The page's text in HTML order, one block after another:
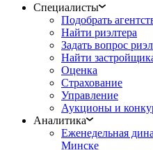
Специалисты
Подобрать
Найти риэлтера
Задать вопрос
Найти
Оценка
Страхование
Управление
Аукционы и
Аналитика
Еженедельная
Минске